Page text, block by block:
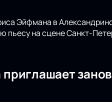
Эйфмана в
пьесу на сцене Санкт-